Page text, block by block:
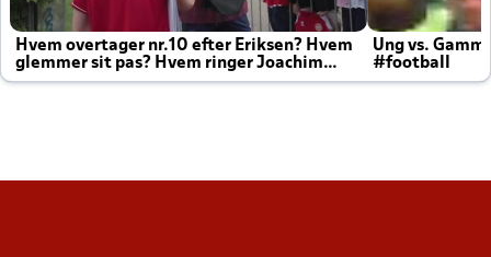
Hvem overtager nr.10 efter Eriksen? Hvem
glemmer sit pas? Hvem ringer Joachim
altid til efter kampe?
Ung vs.
#football